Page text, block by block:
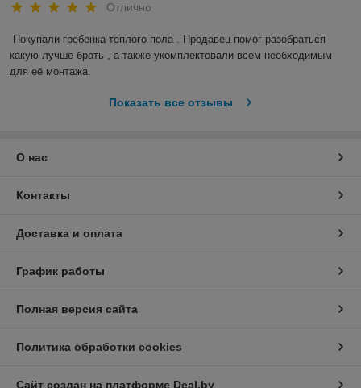
Отлично
Покупали гребенка теплого пола . Продавец помог разобраться
какую лучше брать , а также укомплектовали всем необходимым
для её монтажа.
Показать все отзывы
О нас
Контакты
Доставка и оплата
График работы
Полная версия сайта
Политика обработки cookies
Сайт создан на платформе Deal.by